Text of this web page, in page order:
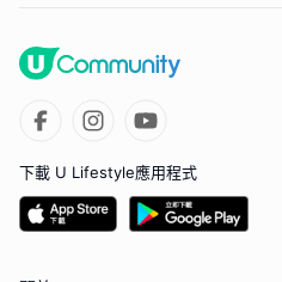
下載 U Lifestyle應用程式